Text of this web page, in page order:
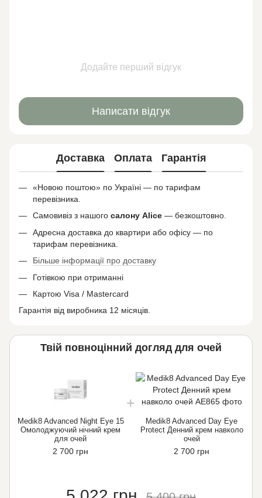
Додайте перший відгук
Написати відгук
Доставка Оплата Гарантія
«Новою поштою» по Україні — по тарифам
перевізника.
Самовивіз з нашого салону Alice — безкоштовно.
Адресна доставка до квартири або офісу — по
тарифам перевізника.
Більше інформації про доставку
Готівкою при отриманні
Картою Visa / Mastercard
Гарантія від виробника 12 місяців.
Твій повноцінний догляд для очей
Medik8 Advanced Night Eye 15
Омолоджуючий нічний крем
для очей
2 700 грн
Medik8 Advanced Day Eye
Protect Денний крем навколо
очей
2 700 грн